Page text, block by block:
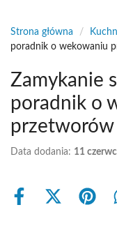
Strona główna /
poradnik o wekowaniu
Zamykanie
poradnik o
przetworów
Data dodania: 11
Share
Share Share